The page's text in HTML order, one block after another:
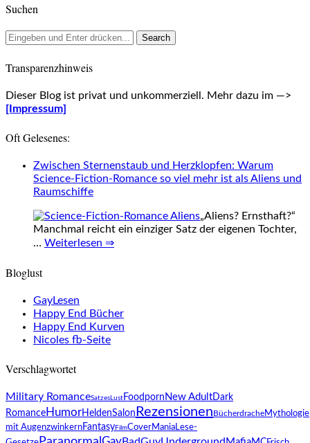
Suchen
Transparenzhinweis
Dieser Blog ist privat und unkommerziell. Mehr dazu im —>
[Impressum]
Oft Gelesenes:
Zwischen Sternenstaub und Herzklopfen: Warum
Science-Fiction-Romance so viel mehr ist als Aliens und
Raumschiffe
„Aliens? Ernsthaft?“
Manchmal reicht ein einziger Satz der eigenen Tochter,
… Weiterlesen ⇒
Bloglust
GayLesen
Happy End Bücher
Happy End Kurven
Nicoles fb-Seite
Verschlagwortet
Military RomanceSatzesLust Foodporn New AdultDark
Romance HumorHeldenSalon Rezensionen BücherdracheMythologie
mit AugenzwinkernFantasy FilmCoverManiaLese-